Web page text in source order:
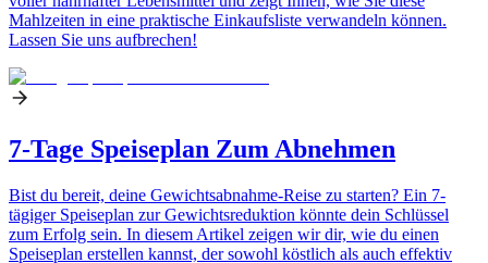
Mahlzeiten in eine praktische Einkaufsliste verwandeln können.
Lassen Sie uns aufbrechen!
7-Tage Speiseplan Zum Abnehmen
Bist du bereit, deine Gewichtsabnahme-Reise zu starten? Ein 7-
tägiger Speiseplan zur Gewichtsreduktion könnte dein Schlüssel
zum Erfolg sein. In diesem Artikel zeigen wir dir, wie du einen
Speiseplan erstellen kannst, der sowohl köstlich als auch effektiv